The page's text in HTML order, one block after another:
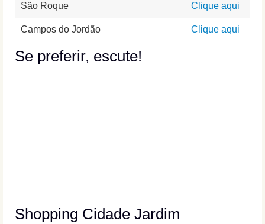
São Roque Clique aqui
Campos do Jordão Clique aqui
Se preferir, escute!
Shopping Cidade Jardim